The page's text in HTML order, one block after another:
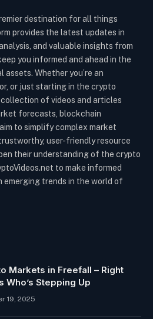
destination for all things
provides the latest updates in
and valuable insights from
you informed and ahead in the
Whether you’re an
or just starting in the crypto
of videos and articles
forecasts, blockchain
to simplify complex market
user-friendly resource
their understanding of the crypto
to make informed
emerging trends in the world of
Markets in Freefall – Right
Who’s Stepping Up
19, 2025